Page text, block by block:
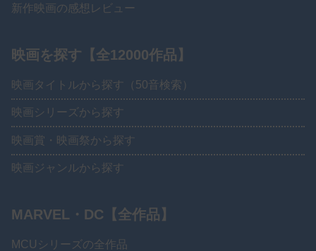
新作映画の感想レビュー
映画を探す【全12000作品】
映画タイトルから探す（50音検索）
映画シリーズから探す
映画賞・映画祭から探す
映画ジャンルから探す
MARVEL・DC【全作品】
MCUシリーズの全作品